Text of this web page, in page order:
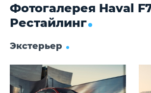
Фотогалерея Haval
Рестайлинг
Экстерьер